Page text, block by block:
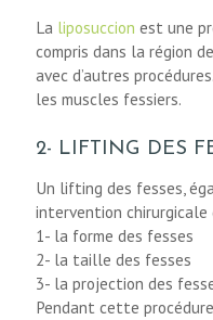
La liposuccion est une
compris dans la région
avec d’autres
les muscles fessiers.
2- LIFTING DES
Un lifting des fesses,
intervention chirurgicale
1- la forme des fesses
2- la taille des fesses
3- la projection des
Pendant cette